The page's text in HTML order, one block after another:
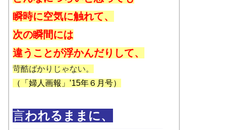
瞬時に空気に触れて、
次の瞬間には
違うことが浮かんだりして、
苛酷ばかりじゃない。
（「婦人画報」’15年６月号）
言われるままに、